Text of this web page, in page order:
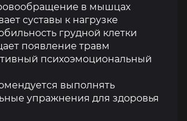
в мышцах
суставы к нагрузке
грудной клетки
появление травм
психоэмоциональный
выполнять
упражнения для здоровья